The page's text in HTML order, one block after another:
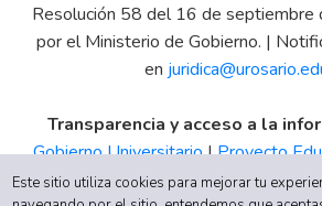
Resolución 58 del 16 de
por el Ministerio de Gobierno. |
en
Transparencia y acceso a la
Gobierno Universitario|Proyecto
|Informe de Gestión|Boletín
Este sitio utiliza cookies para mejorar tu